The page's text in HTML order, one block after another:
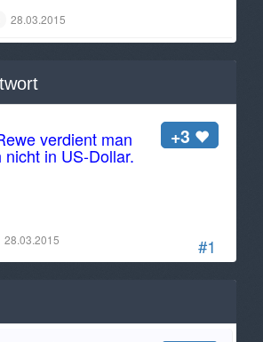
28.03.2015
#1
+3
verdient man
nicht in US-Dollar.
28.03.2015